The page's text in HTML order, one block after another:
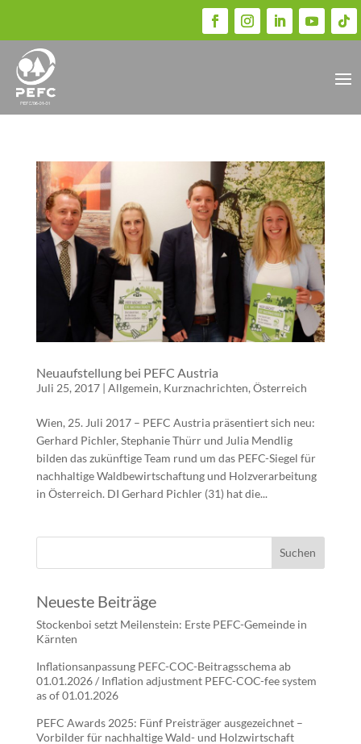
Neuaufstellung bei PEFC Austria
Juli 25, 2017| Allgemein, Kurznachrichten, Österreich
Wien, 25. Juli 2017 – PEFC Austria präsentiert sich neu:
Gerhard Pichler, Stephanie Thürr und Julia Mendlig
bilden das zukünftige Team rund um das PEFC-Siegel für
nachhaltige Waldbewirtschaftung und Holzverarbeitung
in Österreich. DI Gerhard Pichler (31) hat die...
Neueste Beiträge
Stockenboi setzt Meilenstein: Erste PEFC-Gemeinde in
Kärnten
Inflationsanpassung PEFC-COC-Beitragsschema ab
01.01.2026 / Inflation adjustment PEFC-COC-fee system
as of 01.01.2026
PEFC Awards 2025: Fünf Preisträger ausgezeichnet –
Vorbilder für nachhaltige Wald- und Holzwirtschaft